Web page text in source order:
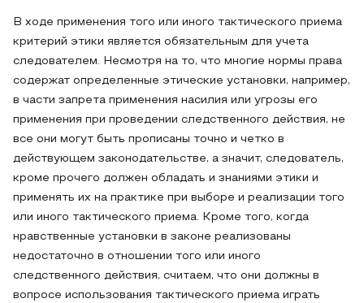
В ходе применения того или иного тактического приема
критерий этики является обязательным для учета
следователем. Несмотря на то, что многие нормы права
содержат определенные этические установки, например,
в части запрета применения насилия или угрозы его
применения при проведении следственного действия, не
все они могут быть прописаны точно и четко в
действующем законодательстве, а значит, следователь,
кроме прочего должен обладать и знаниями этики и
применять их на практике при выборе и реализации того
или иного тактического приема. Кроме того, когда
нравственные установки в законе реализованы
недостаточно в отношении того или иного
следственного действия, считаем, что они должны в
вопросе использования тактического приема играть